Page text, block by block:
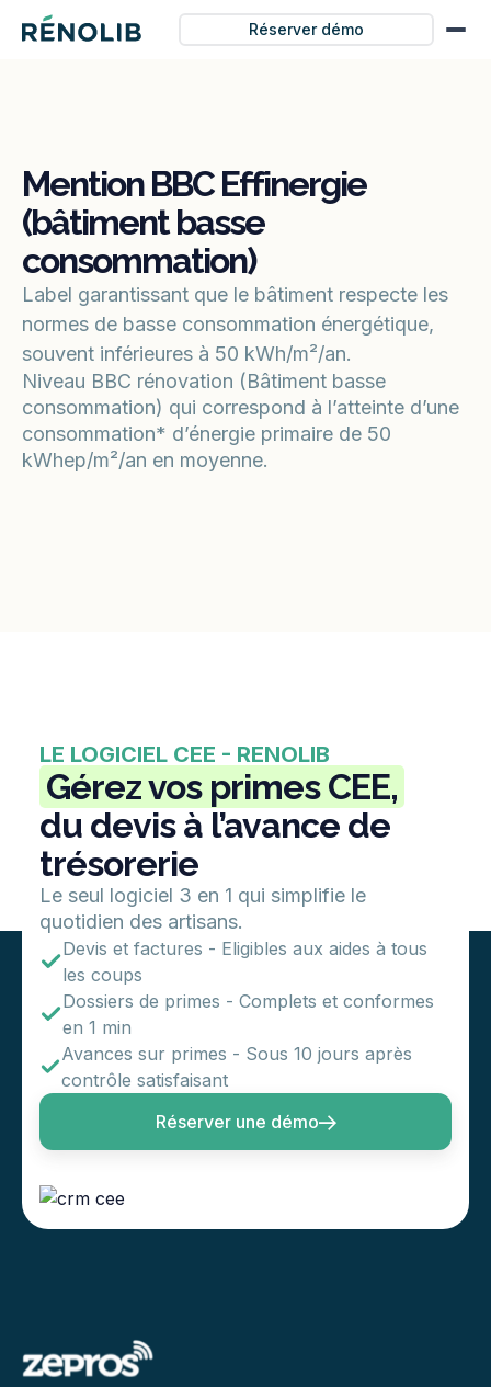
Réserver démo
Mention BBC Effinergie
(bâtiment basse
consommation)
Label garantissant que le bâtiment respecte les
normes de basse consommation énergétique,
souvent inférieures à 50 kWh/m²/an.
Niveau BBC rénovation (Bâtiment basse
consommation) qui correspond à l’atteinte d’une
consommation* d’énergie primaire de 50
kWhep/m²/an en moyenne.
LE LOGICIEL CEE - RENOLIB
Gérez vos primes CEE,
du devis à l’avance de
trésorerie
Le seul logiciel 3 en 1 qui simplifie le
quotidien des artisans.
Devis et factures - Eligibles aux aides à tous
les coups
Dossiers de primes - Complets et conformes
en 1 min
Avances sur primes - Sous 10 jours après
contrôle satisfaisant
Réserver une démo